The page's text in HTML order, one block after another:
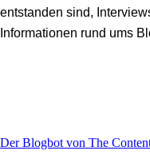
entstanden sind,
Informationen rund ums
Der Blogbot von The